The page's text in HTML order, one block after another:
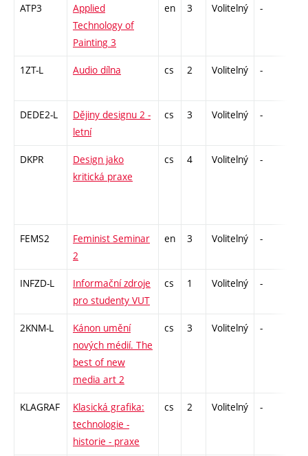
ATP3
Applied
Technology of
Painting 3
en 3 Volitelný -
1ZT-L Audio dílna cs 2 Volitelný -
DEDE2-L
Dějiny designu 2 -
letní
cs 3 Volitelný -
DKPR
Design jako
kritická praxe
cs 4 Volitelný -
FEMS2
Feminist Seminar
2
en 3 Volitelný -
INFZD-L
Informační zdroje
pro studenty VUT
cs 1 Volitelný -
2KNM-L
Kánon umění
nových médií. The
best of new
media art 2
cs 3 Volitelný -
KLAGRAF
Klasická grafika:
technologie -
historie - praxe
cs 2 Volitelný -